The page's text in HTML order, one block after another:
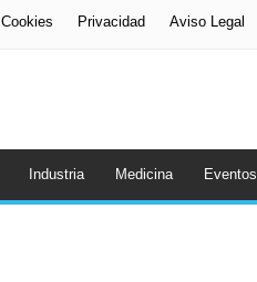
Cookies Privacidad Aviso Legal
Industria Medicina Eventos